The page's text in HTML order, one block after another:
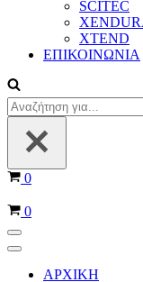
SCITEC
XTEND
ΕΠΙΚΟΙΝΩΝΙΑ
Αναζήτηση
για...
Καλάθι
0
Καλάθι
0
Μενού
πλοήγησης
Μενού
πλοήγησης
ΑΡΧΙΚΗ